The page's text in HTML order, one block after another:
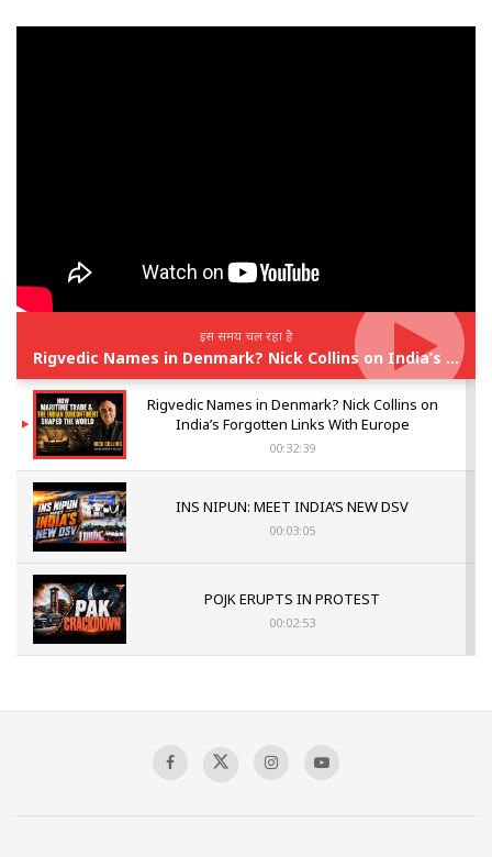
इस समय चल रहा है
Rigvedic Names in Denmark? Nick Collins on India’s Forgotten Links With Europe
Rigvedic Names in Denmark? Nick Collins on
India’s Forgotten Links With Europe
00:32:39
INS NIPUN: MEET INDIA’S NEW DSV
00:03:05
POJK ERUPTS IN PROTEST
00:02:53
Sagar